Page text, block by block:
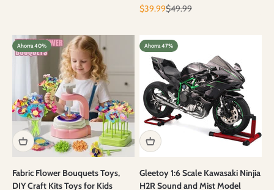
Precio de oferta
$39.99Precio normal
$49.99
Ahorra 40%
Fabric Flower Bouquets Toys,
DIY Craft Kits Toys for Kids
Ahorra 47%
Gleetoy 1:6 Scale Kawasaki Ninjia
H2R Sound and Mist Model